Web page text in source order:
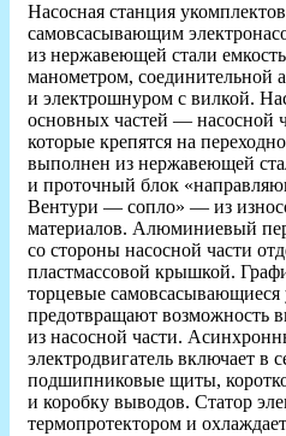
Насосная станция
самовсасывающим
из нержавеющей стали
манометром, соединительной
и электрошнуром с вилкой.
основных частей — насосной
которые крепятся на
выполнен из нержавеющей
и проточный блок
Вентури — сопло» — из
материалов. Алюминиевый
со стороны насосной части
пластмассовой крышкой.
торцевые самовсасывающиеся
предотвращают возможность
из насосной части.
электродвигатель включает в
подшипниковые щиты,
и коробку выводов. Статор
термопротектором и